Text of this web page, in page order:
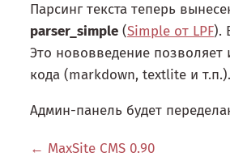
Парсинг текста теперь
parser_simple (Simple от LPF).
Это нововведение
кода (markdown, textlite и т.п.).
Админ-панель будет
← MaxSite CMS 0.90